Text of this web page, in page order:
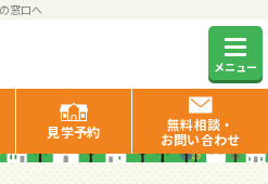
窓口へ
メニュー
見学予約
無料相談・
お問い合わせ
イフ船橋